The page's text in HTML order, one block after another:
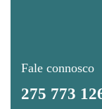
Fale connosco
275 773